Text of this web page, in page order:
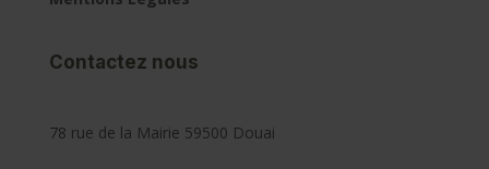
Contactez nous
78 rue de la Mairie 59500 Douai